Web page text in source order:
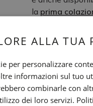
la prima
prenotazione
ore prima del
arrivo in hotel
GMT+2).
a disponibilità.
ALLA TUA
per personalizzare
informazioni sul tuo
combinarle con
dei loro servizi.